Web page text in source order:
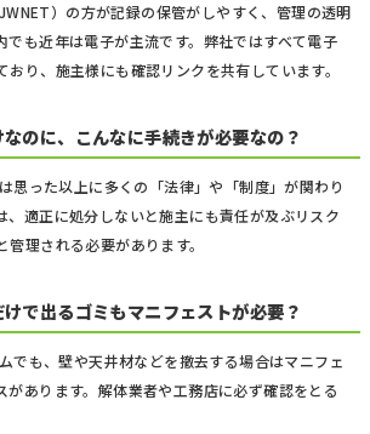
）の方が記録の保管がしやすく、管理の透明
でも近年は電子が主流です。弊社ではすべて電子
おり、施主様にも確認リンクを共有しています。
のに、こんなに手続きが必要なの？
思った以上に多くの「法律」や「制度」が関わり
、適正に処分しないと施主にも責任が及ぶリスク
理される必要があります。
で出るゴミもマニフェストが必要？
でも、壁や天井材などを撤去する場合はマニフェ
があります。解体業者や工務店に必ず確認をとる